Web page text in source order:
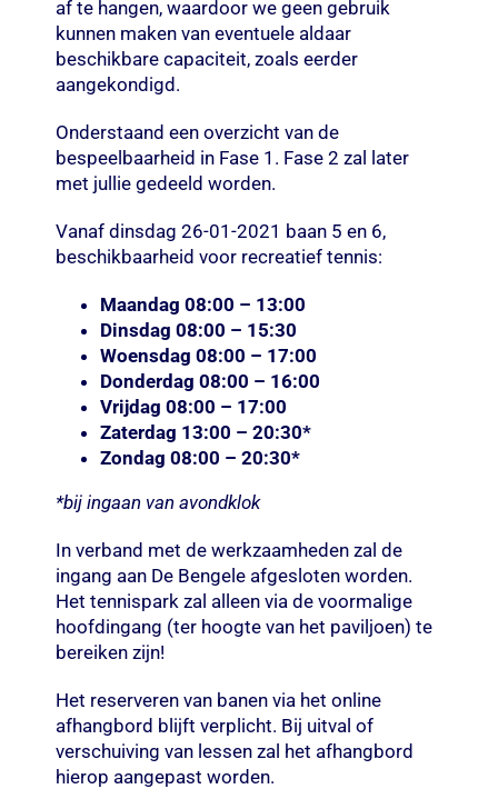
af te hangen, waardoor we geen gebruik
kunnen maken van eventuele aldaar
beschikbare capaciteit, zoals eerder
aangekondigd.
Onderstaand een overzicht van de
bespeelbaarheid in Fase 1. Fase 2 zal later
met jullie gedeeld worden.
Vanaf dinsdag 26-01-2021 baan 5 en 6,
beschikbaarheid voor recreatief tennis:
Maandag 08:00 – 13:00
Dinsdag 08:00 – 15:30
Woensdag 08:00 – 17:00
Donderdag 08:00 – 16:00
Vrijdag 08:00 – 17:00
Zaterdag 13:00 – 20:30*
Zondag 08:00 – 20:30*
*bij ingaan van avondklok
In verband met de werkzaamheden zal de
ingang aan De Bengele afgesloten worden.
Het tennispark zal alleen via de voormalige
hoofdingang (ter hoogte van het paviljoen) te
bereiken zijn!
Het reserveren van banen via het online
afhangbord blijft verplicht. Bij uitval of
verschuiving van lessen zal het afhangbord
hierop aangepast worden.